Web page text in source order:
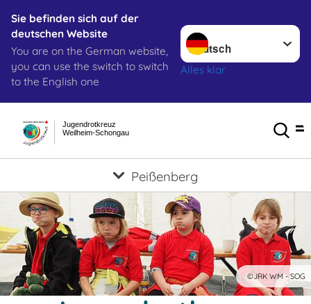
Sie befinden sich auf der
deutschen Website
You are on the German website,
you can use the switch to switch
to the English one
Sprache wechseln zu
Alles klar
Weilheim-Schongau
Jugendrotkreuz
Peißenberg
©JRK WM - SOG